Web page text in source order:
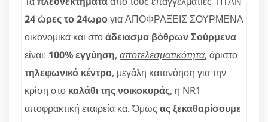
24 ώρες το 24ωρογια ΑΠΟΦΡΑΞΕΙΣ ΣΟΥΡΜΕΝΑ
οικονομικά και στοάδειασμα βόθρων Σούρμενα
είναι: 100% εγγύηση, αποτελεσματικότητα, άριστο
τηλεφωνικό κέντρο, μεγάλη κατανόηση για την
κρίση στο καλάθι της νοικοκυράς, η NR1
αποφρακτική εταιρεία κα. Όμως ας ξεκαθαρίσουμε